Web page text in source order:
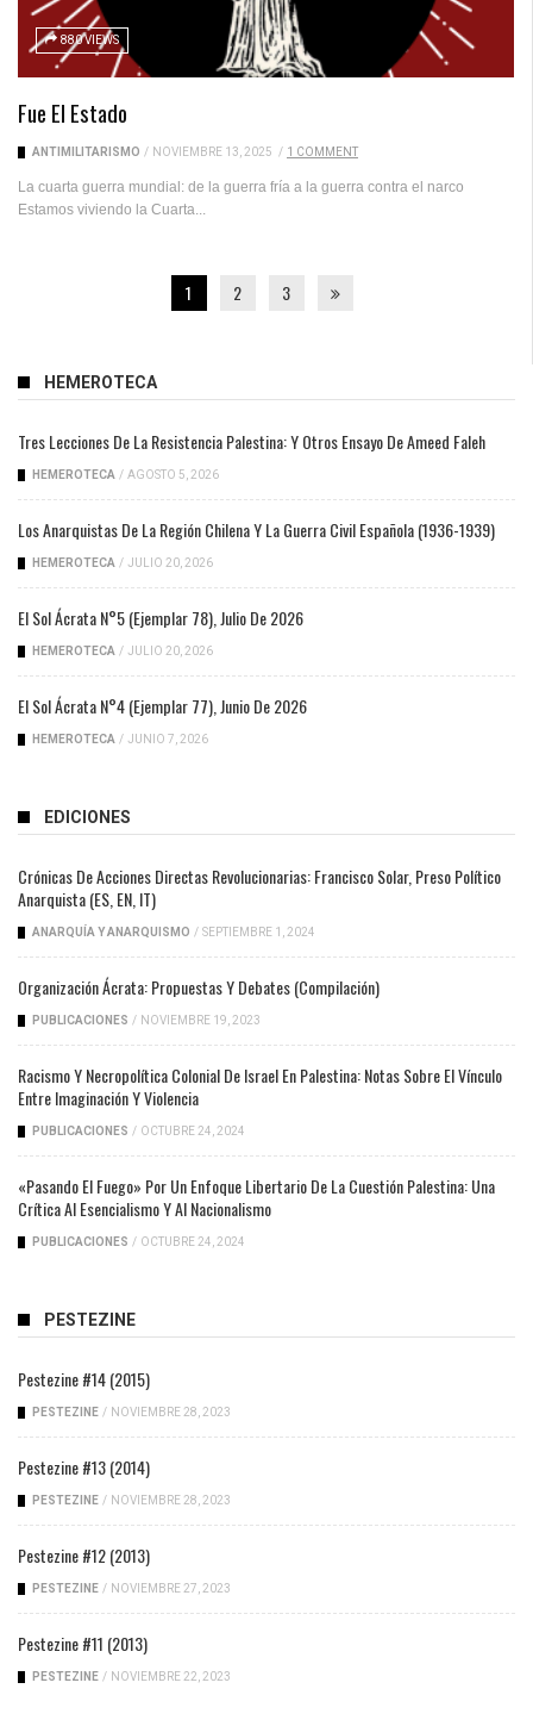
880 VIEWS
Fue El Estado
ANTIMILITARISMO / NOVIEMBRE 13, 2025 / 1 COMMENT
La cuarta guerra mundial: de la guerra fría a la guerra contra el narco
Estamos viviendo la Cuarta...
1 2 3
HEMEROTECA
Tres Lecciones De La Resistencia Palestina: Y Otros Ensayo De Ameed Faleh
HEMEROTECA / AGOSTO 5, 2026
Los Anarquistas De La Región Chilena Y La Guerra Civil Española (1936-1939)
HEMEROTECA / JULIO 20, 2026
El Sol Ácrata N°5 (ejemplar 78), Julio De 2026
HEMEROTECA / JULIO 20, 2026
El Sol Ácrata N°4 (ejemplar 77), Junio De 2026
HEMEROTECA / JUNIO 7, 2026
EDICIONES
Crónicas De Acciones Directas Revolucionarias: Francisco Solar, Preso Político
Anarquista (ES, EN, IT)
ANARQUÍA Y ANARQUISMO / SEPTIEMBRE 1, 2024
Organización Ácrata: Propuestas Y Debates (compilación)
PUBLICACIONES / NOVIEMBRE 19, 2023
Racismo Y Necropolítica Colonial De Israel En Palestina: Notas Sobre El Vínculo
Entre Imaginación Y Violencia
PUBLICACIONES / OCTUBRE 24, 2024
«Pasando El Fuego» Por Un Enfoque Libertario De La Cuestión Palestina: Una
Crítica Al Esencialismo Y Al Nacionalismo
PUBLICACIONES / OCTUBRE 24, 2024
PESTEZINE
Pestezine #14 (2015)
PESTEZINE / NOVIEMBRE 28, 2023
Pestezine #13 (2014)
PESTEZINE / NOVIEMBRE 28, 2023
Pestezine #12 (2013)
PESTEZINE / NOVIEMBRE 27, 2023
Pestezine #11 (2013)
PESTEZINE / NOVIEMBRE 22, 2023